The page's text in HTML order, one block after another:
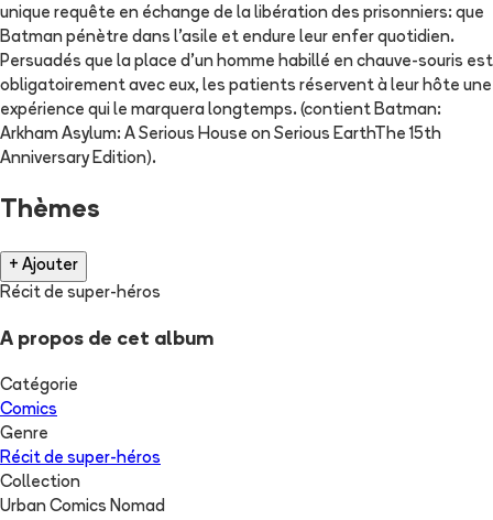
unique requête en échange de la libération des prisonniers: que
Batman pénètre dans l'asile et endure leur enfer quotidien.
Persuadés que la place d'un homme habillé en chauve-souris est
obligatoirement avec eux, les patients réservent à leur hôte une
expérience qui le marquera longtemps. (contient Batman:
Arkham Asylum: A Serious House on Serious EarthThe 15th
Anniversary Edition).
Thèmes
+ Ajouter
Récit de super-héros
A propos de cet album
Catégorie
Comics
Genre
Récit de super-héros
Collection
Urban Comics Nomad